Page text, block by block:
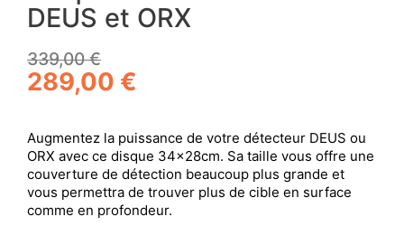
DEUS et ORX
339,00 €
289,00 €
Augmentez la puissance de votre détecteur DEUS ou
ORX avec ce disque 34x28cm. Sa taille vous offre une
couverture de détection beaucoup plus grande et
vous permettra de trouver plus de cible en surface
comme en profondeur.